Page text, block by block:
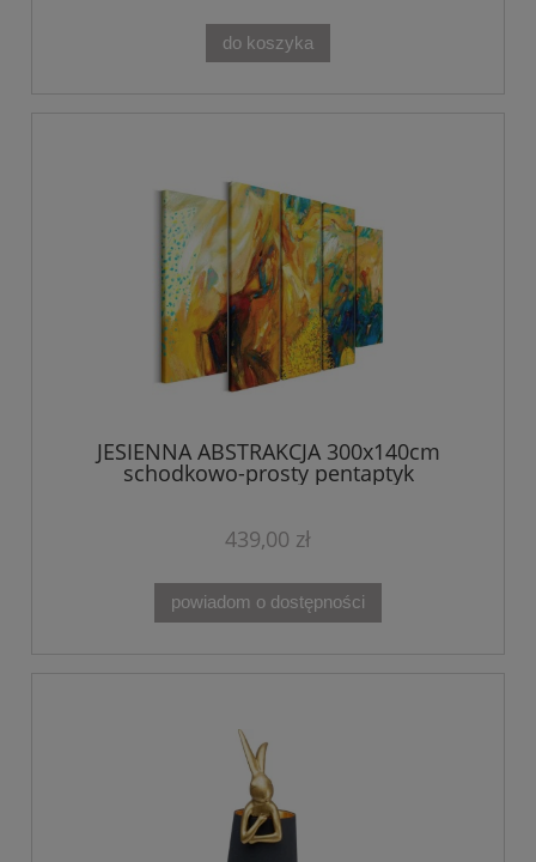
do koszyka
JESIENNA ABSTRAKCJA 300x140cm
schodkowo-prosty pentaptyk
439,00 zł
powiadom o dostępności